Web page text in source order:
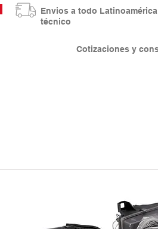
Cotizaciones y
Envios a todo
técnico